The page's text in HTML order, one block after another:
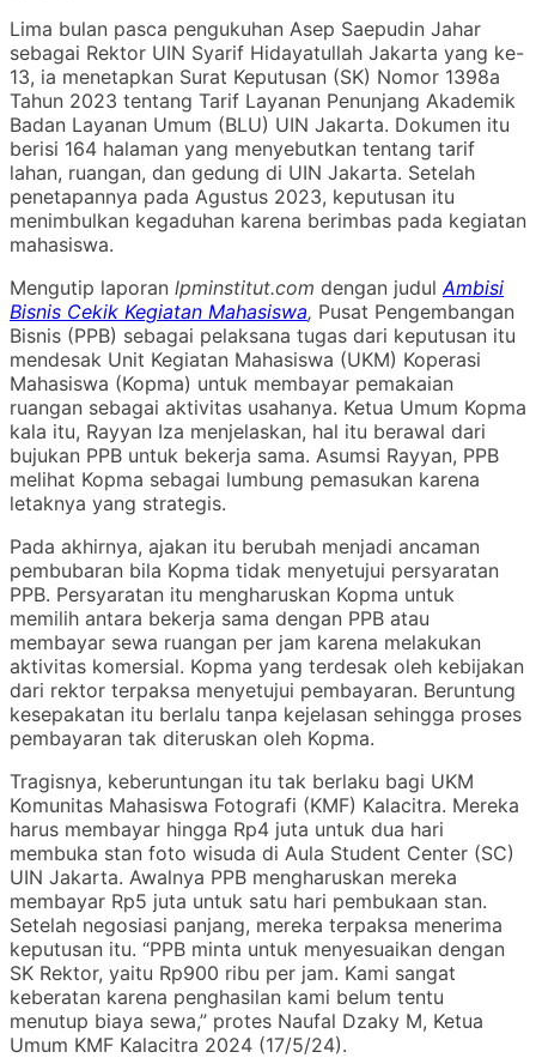
Lima bulan pasca pengukuhan Asep Saepudin Jahar
sebagai Rektor UIN Syarif Hidayatullah Jakarta yang ke-
13, ia menetapkan Surat Keputusan (SK) Nomor 1398a
Tahun 2023 tentang Tarif Layanan Penunjang Akademik
Badan Layanan Umum (BLU) UIN Jakarta. Dokumen itu
berisi 164 halaman yang menyebutkan tentang tarif
lahan, ruangan, dan gedung di UIN Jakarta. Setelah
penetapannya pada Agustus 2023, keputusan itu
menimbulkan kegaduhan karena berimbas pada kegiatan
mahasiswa.
Mengutip laporan lpminstitut.com dengan judul Ambisi
Bisnis Cekik Kegiatan Mahasiswa, Pusat Pengembangan
Bisnis (PPB) sebagai pelaksana tugas dari keputusan itu
mendesak Unit Kegiatan Mahasiswa (UKM) Koperasi
Mahasiswa (Kopma) untuk membayar pemakaian
ruangan sebagai aktivitas usahanya. Ketua Umum Kopma
kala itu, Rayyan Iza menjelaskan, hal itu berawal dari
bujukan PPB untuk bekerja sama. Asumsi Rayyan, PPB
melihat Kopma sebagai lumbung pemasukan karena
letaknya yang strategis.
Pada akhirnya, ajakan itu berubah menjadi ancaman
pembubaran bila Kopma tidak menyetujui persyaratan
PPB. Persyaratan itu mengharuskan Kopma untuk
memilih antara bekerja sama dengan PPB atau
membayar sewa ruangan per jam karena melakukan
aktivitas komersial. Kopma yang terdesak oleh kebijakan
dari rektor terpaksa menyetujui pembayaran. Beruntung
kesepakatan itu berlalu tanpa kejelasan sehingga proses
pembayaran tak diteruskan oleh Kopma.
Tragisnya, keberuntungan itu tak berlaku bagi UKM
Komunitas Mahasiswa Fotografi (KMF) Kalacitra. Mereka
harus membayar hingga Rp4 juta untuk dua hari
membuka stan foto wisuda di Aula Student Center (SC)
UIN Jakarta. Awalnya PPB mengharuskan mereka
membayar Rp5 juta untuk satu hari pembukaan stan.
Setelah negosiasi panjang, mereka terpaksa menerima
keputusan itu. “PPB minta untuk menyesuaikan dengan
SK Rektor, yaitu Rp900 ribu per jam. Kami sangat
keberatan karena penghasilan kami belum tentu
menutup biaya sewa,” protes Naufal Dzaky M, Ketua
Umum KMF Kalacitra 2024 (17/5/24).